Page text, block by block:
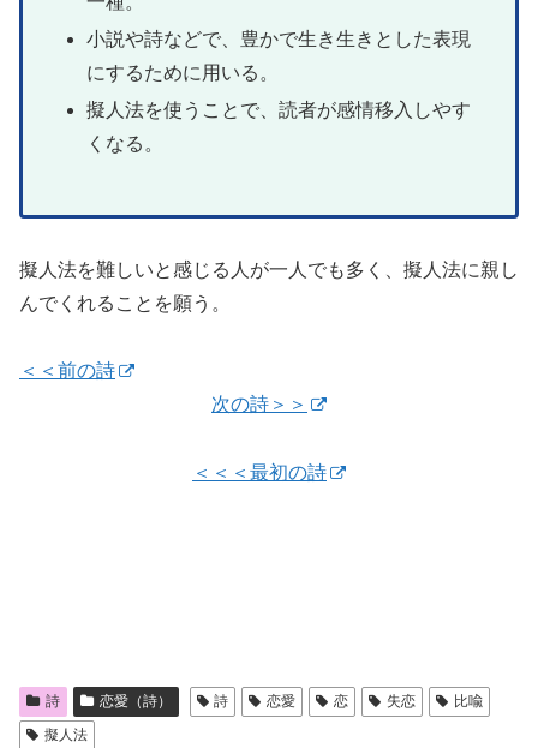
小説や詩などで、豊かで生き生きとした表現
にするために用いる。
擬人法を使うことで、読者が感情移入しやす
くなる。
擬人法を難しいと感じる人が一人でも多く、擬人法に親し
んでくれることを願う。
＜＜前の詩
次の詩＞＞
＜＜＜最初の詩
詩 恋愛（詩） 詩 恋愛 恋 失恋
比喩
擬人法